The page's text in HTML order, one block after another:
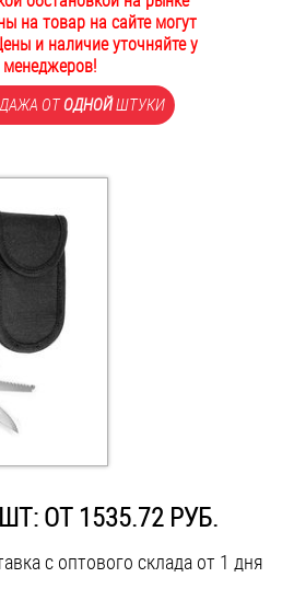
резьбой
резьбой
для яхт
на товар на сайте могут
и наличие уточняйте у
менеджеров!
ОТОДНОЙШТУКИ
ОТ 1535.72 РУБ.
с оптового склада от 1 дня